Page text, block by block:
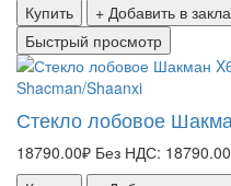
Купить
+ Добавить в
Быстрый просмотр
Shacman/Shaanxi
Стекло лобовое
18790.00₽ Без НДС: